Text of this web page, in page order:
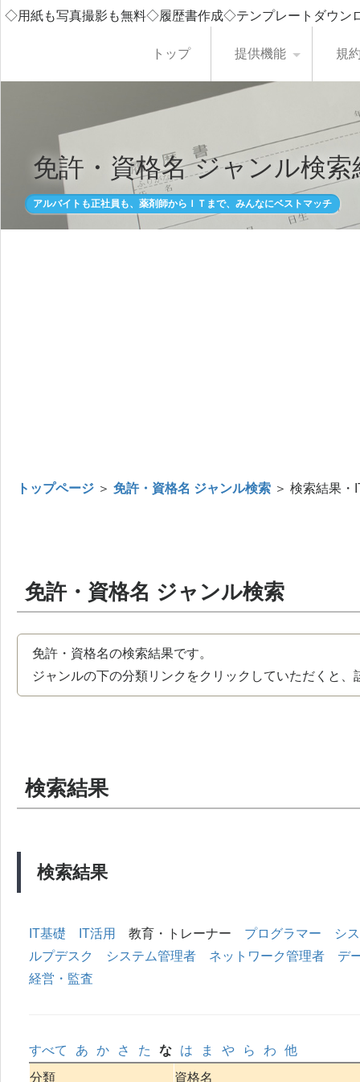
◇用紙も写真撮影も無料◇履歴書作成◇テンプレートダウ
トップ 提供機能 規
免許・資格名 ジャンル検索
アルバイトも正社員も、薬剤師からＩＴまで、みんなにベストマッチ
トップページ ＞ 免許・資格名 ジャンル検索 ＞ 検索結果・
免許・資格名 ジャンル検索
免許・資格名の検索結果です。
ジャンルの下の分類リンクをクリックしていただくと
検索結果
検索結果
IT基礎 IT活用 教育・トレーナー プログラマー
シ
ルプデスク
システム管理者 ネットワーク管理者
デ
経営・監査
すべて あ か さ た な は ま や ら わ
他
分類
資格名